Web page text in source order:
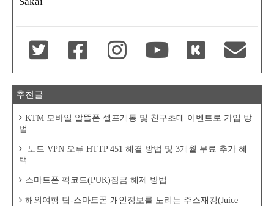
추천글
KTM 모바일 알뜰폰 셀프개통 및 친구초대 이벤트로 가입 방
법
노드 VPN 오류 HTTP 451 해결 방법 및 3개월 무료 추가 혜
택
스마트폰 퍽코드(PUK)잠금 해제 방법
해외여행 팁-스마트폰 개인정보를 노리는 주스재킹(Juice